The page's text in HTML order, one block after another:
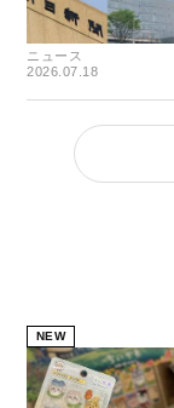
ニュース
2026.07.18
NEW